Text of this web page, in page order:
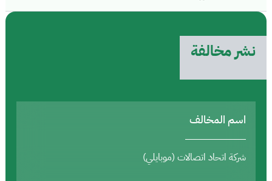
نشر مخالفة
اسم المخالف
شركة اتحاد اتصالات (موبايلي)